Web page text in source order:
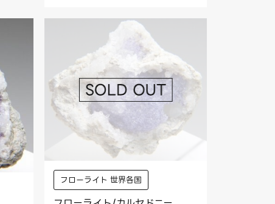
フローライト 世界各国